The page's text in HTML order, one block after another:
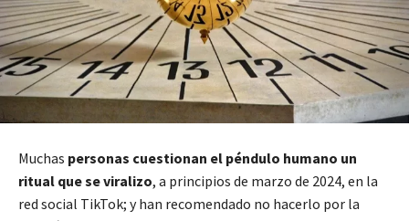
Muchas personas cuestionan el péndulo humano un
ritual que se viralizo, a principios de marzo de 2024, en la
red social TikTok; y han recomendado no hacerlo por la